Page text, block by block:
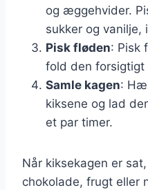
og æggehvider.
sukker og
Pisk fløden: Pisk
fold den
Samle kagen:
kiksene og lad
et par timer.
Når kiksekagen er
chokolade, frugt eller